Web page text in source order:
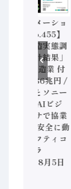
【オートメーショ
ン新聞 No.455】
「経済構造実態調
査二次集計結果」
2024年製造業 付
加価値額86兆円 /
三菱電機とソニー
セミコン AIビジ
ョンセンサで協業
/ IDEC、安全に動
かすセーフティコ
ントローラ
（2026年8月5日